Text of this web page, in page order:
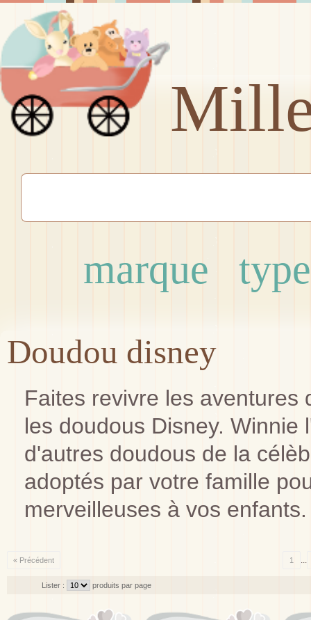
marque type
Doudou disney
Faites revivre les aventures
les doudous Disney.
d'autres doudous de la
adoptés par votre famille
merveilleuses à vos enfants.
« Précédent 1 ...
Lister : produits par page